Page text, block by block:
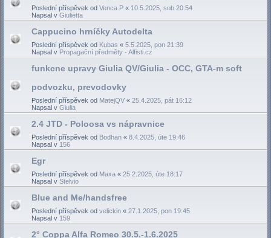
Poslední příspěvek od Venca.P « 10.5.2025, sob 20:54
Napsal v Giulietta
Cappucino hrníčky Autodelta
Poslední příspěvek od Kubas « 5.5.2025, pon 21:39
Napsal v Propagační předměty - Alfisti.cz
funkcne upravy Giulia QV/Giulia - OCC, GTA-m soft
podvozku, prevodovky
Poslední příspěvek od MatejQV « 25.4.2025, pát 16:12
Napsal v Giulia
2.4 JTD - Poloosa vs nápravnice
Poslední příspěvek od Bodhan « 8.4.2025, úte 19:46
Napsal v 156
Egr
Poslední příspěvek od Maxa « 25.2.2025, úte 18:17
Napsal v Stelvio
Blue and Me/handsfree
Poslední příspěvek od velickin « 27.1.2025, pon 19:45
Napsal v 159
2° Coppa Alfa Romeo 30.5.-1.6.2025